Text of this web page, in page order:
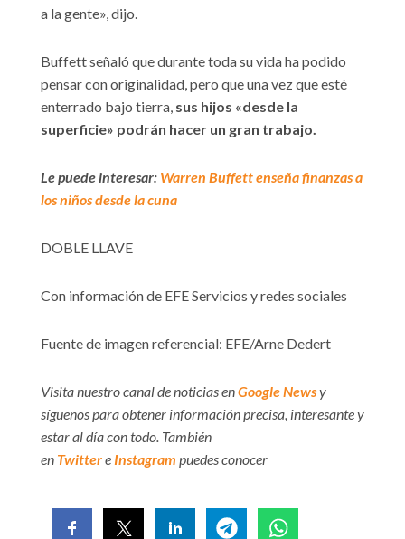
a la gente», dijo.
Buffett señaló que durante toda su vida ha podido
pensar con originalidad, pero que una vez que esté
enterrado bajo tierra, sus hijos «desde la
superficie» podrán hacer un gran trabajo.
Le puede interesar: Warren Buffett enseña finanzas a
los niños desde la cuna
DOBLE LLAVE
Con información de EFE Servicios y redes sociales
Fuente de imagen referencial: EFE/Arne Dedert
Visita nuestro canal de noticias enGoogle Newsy
síguenos para obtener información precisa, interesante y
estar al día con todo. También
en Twittere Instagram puedes conocer